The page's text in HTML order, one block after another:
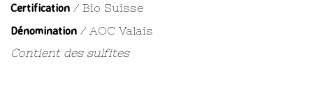
Certification / Bio Suisse
Dénomination / AOC Valais
Contient des sulfites